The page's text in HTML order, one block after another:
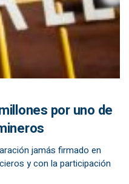
por uno de
jamás firmado en
y con la participación